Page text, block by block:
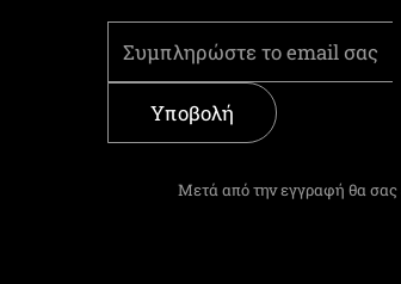
Υποβολή
Μετά από την εγγραφή θα σας